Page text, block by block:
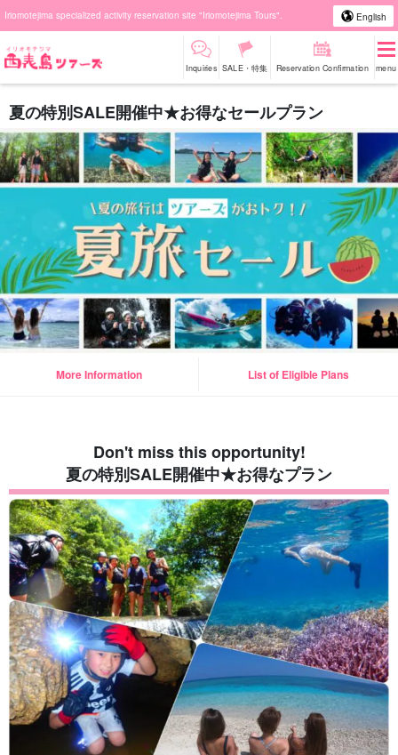
Iriomotejima specialized activity reservation site "Iriomotejima Tours". English
Inquiries SALE・特集 Reservation Confirmation menu
夏の特別SALE開催中★お得なセールプラン
More Information List of Eligible Plans
Don't miss this opportunity!
夏の特別SALE開催中★お得なプラン